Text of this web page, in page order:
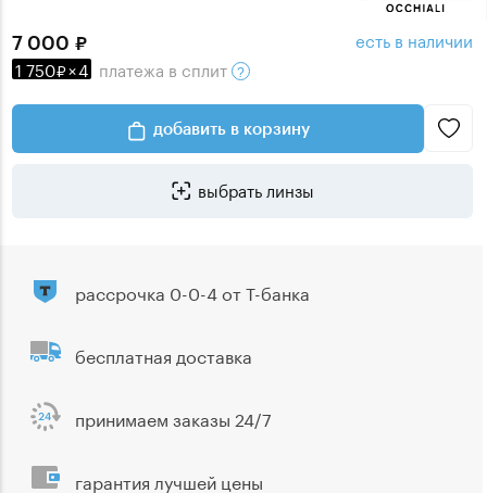
7 000
1 750 ×4 платежа в сплит
есть в наличии
добавить в корзину
выбрать линзы
рассрочка 0-0-4 от Т-банка
бесплатная доставка
принимаем заказы 24/7
гарантия лучшей цены